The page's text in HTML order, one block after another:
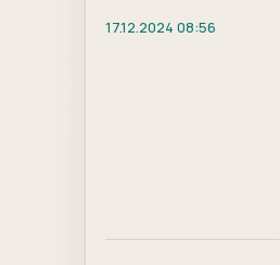
17.12.2024 08:56